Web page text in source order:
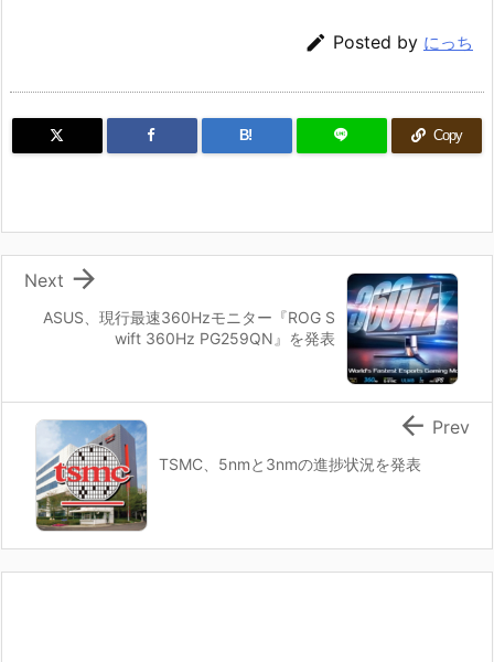
 Posted by にっち
B! Copy
ASUS、現行最速360Hzモニター『ROG S
wift 360Hz PG259QN』を発表

Next
TSMC、5nmと3nmの進捗状況を発表
 Prev